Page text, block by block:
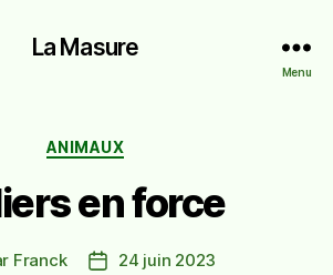
La Masure
Menu
Catégories
ANIMAUX
en force
Franck
Date24 juin 2023